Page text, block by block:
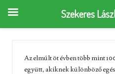
Az elmúlt öt évben több mint
együtt, akiknek különböző
Szekeres